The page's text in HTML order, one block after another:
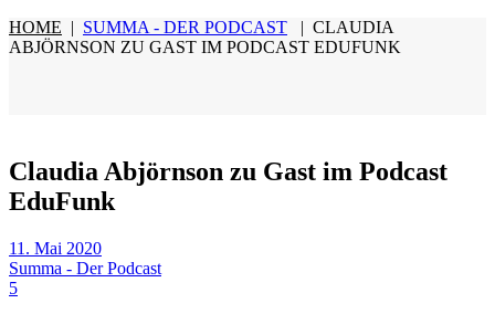
HOME | SUMMA - DER PODCAST | CLAUDIA
ABJÖRNSON ZU GAST IM PODCAST EDUFUNK
Claudia Abjörnson zu Gast im Podcast
EduFunk
11. Mai 2020
Summa - Der Podcast
5